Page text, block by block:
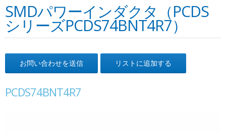
SMDパワーインダクタ（PCDS
シリーズPCDS74BNT4R7）
お問い合わせを送信 リストに追加する
PCDS74BNT4R7